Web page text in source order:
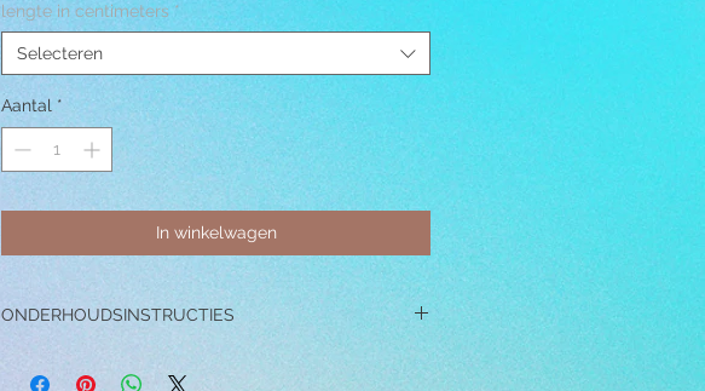
lengte in centimeters *
Selecteren
Aantal *
In winkelwagen
ONDERHOUDSINSTRUCTIES
→ Draag het armbandje NIET tijdens het slapen, douchen,
zwemmen, sporten of een andere vorm inspannende